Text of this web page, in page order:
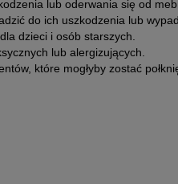
lub oderwania się od
do ich uszkodzenia lub
dzieci i osób starszych.
lub alergizujących.
które mogłyby zostać